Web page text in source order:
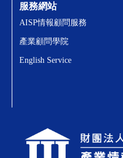
服務網站
AISP情報顧問服務
產業顧問學院
English Service